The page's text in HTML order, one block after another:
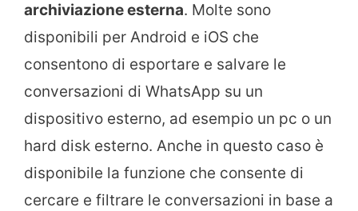
archiviazione esterna. Molte sono
disponibili per Android e iOS che
consentono di esportare e salvare le
conversazioni di WhatsApp su un
dispositivo esterno, ad esempio un pc o un
hard disk esterno. Anche in questo caso è
disponibile la funzione che consente di
cercare e filtrare le conversazioni in base a